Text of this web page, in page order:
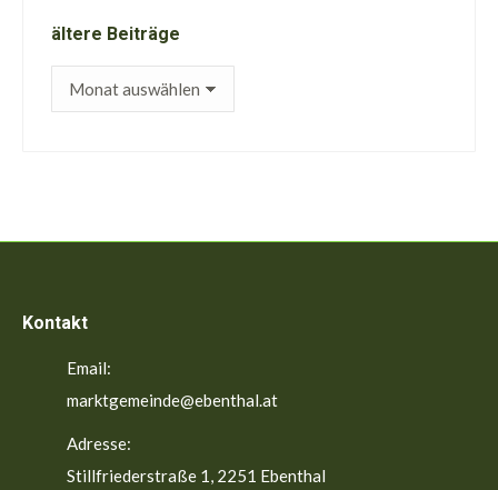
ältere Beiträge
ältere
Kontakt
Email:
marktgemeinde@ebenthal.at
Adresse:
Stillfriederstraße 1, 2251 Ebenthal